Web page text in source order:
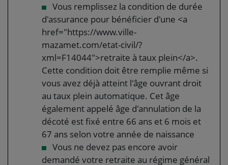
Vous remplissez la condition de durée
d'assurance pour bénéficier d'une <a
href="https://www.ville-
mazamet.com/etat-civil/?
xml=F14044">retraite à taux plein</a>.
Cette condition doit être remplie même si
vous avez déjà atteint l'âge ouvrant droit
au taux plein automatique. Cet âge
également appelé âge d'annulation de la
décoté est fixé entre 66 ans et 6 mois et
67 ans selon votre année de naissance
Vous ne devez pas encore avoir
demandé votre retraite au régime général